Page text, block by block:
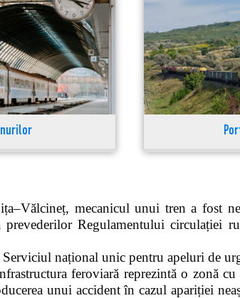
mecanicul unui tren a fost
Regulamentului circulației
național unic pentru apeluri de
feroviară reprezintă o zonă
unui accident în cazul apariției